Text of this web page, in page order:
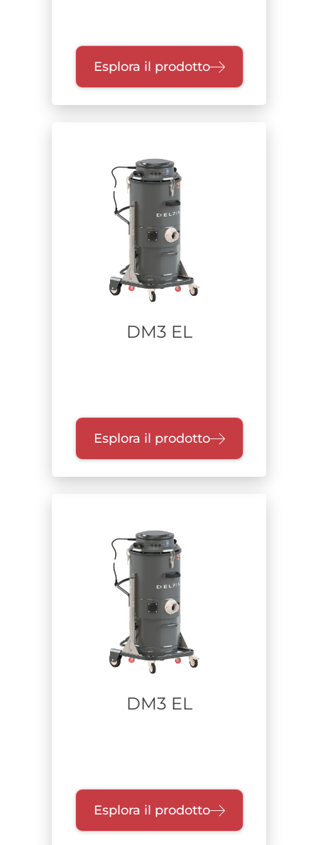
Esplora il prodotto
DM3 EL
Esplora il prodotto
DM3 EL
Esplora il prodotto